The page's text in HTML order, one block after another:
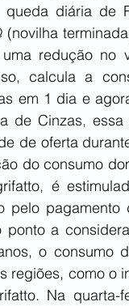
queda diária de
redução
calcula a
em 1 dia e
de Cinzas,
de oferta
do consumo
é
pelo pagamento
ponto a
o consumo
regiões, como o
Na quarta-